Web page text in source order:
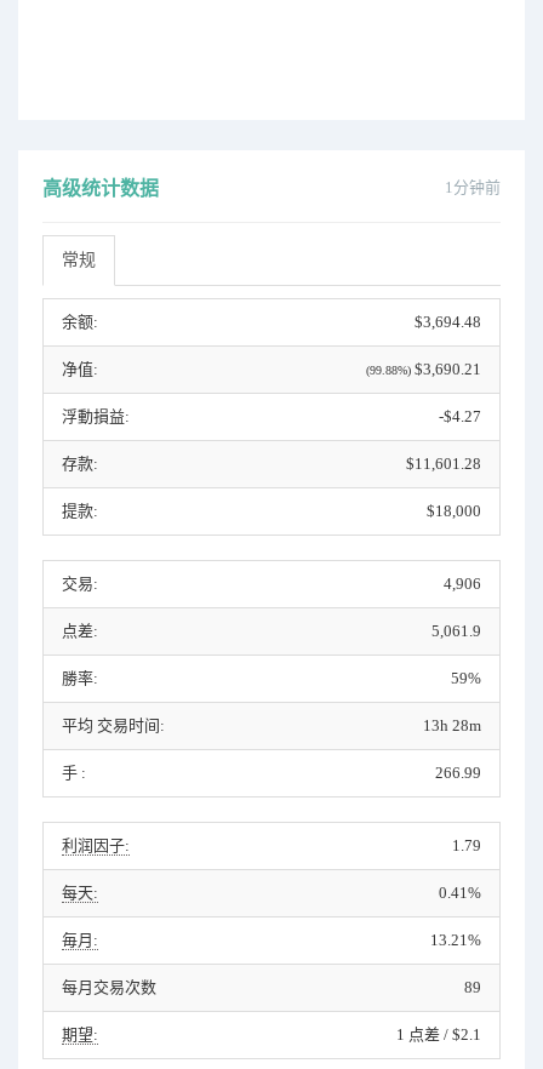
1分钟前
高级统计数据
常规
余额: $3,694.48
净值: (99.88%) $3,690.21
浮動損益: -$4.27
存款: $11,601.28
提款: $18,000
交易: 4,906
点差: 5,061.9
勝率: 59%
平均 交易时间: 13h 28m
手 : 266.99
利润因子: 1.79
每天: 0.41%
毎月: 13.21%
每月交易次数 89
期望: 1 点差 / $2.1